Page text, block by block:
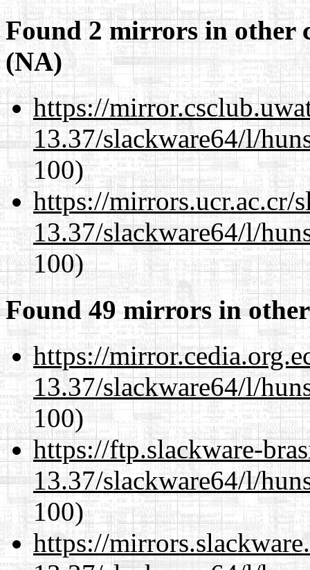
Found 2 mirrors in other
(NA)
https://
13.37/slackware64/l/
100)
https://mirrors.ucr.ac.cr/
13.37/slackware64/l/
100)
Found 49 mirrors in
https://
13.37/slackware64/l/
100)
https://ftp.slackware-
13.37/slackware64/l/
100)
https://